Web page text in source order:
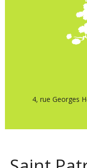
4, rue Georges